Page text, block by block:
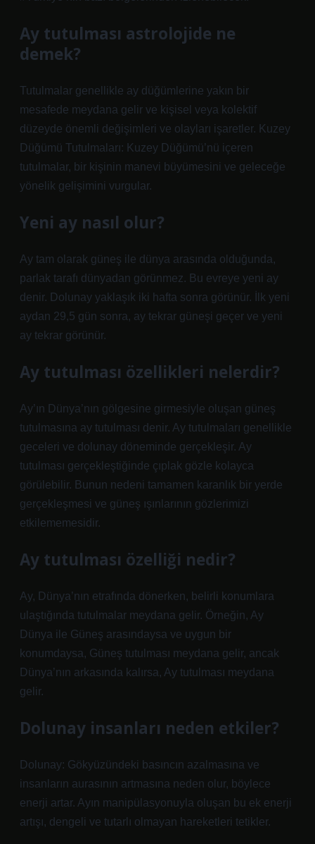
Ay tutulması astrolojide ne
demek?
Tutulmalar genellikle ay düğümlerine yakın bir
mesafede meydana gelir ve kişisel veya kolektif
düzeyde önemli değişimleri ve olayları işaretler. Kuzey
Düğümü Tutulmaları: Kuzey Düğümü’nü içeren
tutulmalar, bir kişinin manevi büyümesini ve geleceğe
yönelik gelişimini vurgular.
Yeni ay nasıl olur?
Ay tam olarak güneş ile dünya arasında olduğunda,
parlak tarafı dünyadan görünmez. Bu evreye yeni ay
denir. Dolunay yaklaşık iki hafta sonra görünür. İlk yeni
aydan 29,5 gün sonra, ay tekrar güneşi geçer ve yeni
ay tekrar görünür.
Ay tutulması özellikleri nelerdir?
Ay’ın Dünya’nın gölgesine girmesiyle oluşan güneş
tutulmasına ay tutulması denir. Ay tutulmaları genellikle
geceleri ve dolunay döneminde gerçekleşir. Ay
tutulması gerçekleştiğinde çıplak gözle kolayca
görülebilir. Bunun nedeni tamamen karanlık bir yerde
gerçekleşmesi ve güneş ışınlarının gözlerimizi
etkilememesidir.
Ay tutulması özelliği nedir?
Ay, Dünya’nın etrafında dönerken, belirli konumlara
ulaştığında tutulmalar meydana gelir. Örneğin, Ay
Dünya ile Güneş arasındaysa ve uygun bir
konumdaysa, Güneş tutulması meydana gelir, ancak
Dünya’nın arkasında kalırsa, Ay tutulması meydana
gelir.
Dolunay insanları neden etkiler?
Dolunay: Gökyüzündeki basıncın azalmasına ve
insanların aurasının artmasına neden olur, böylece
enerji artar. Ayın manipülasyonuyla oluşan bu ek enerji
artışı, dengeli ve tutarlı olmayan hareketleri tetikler.